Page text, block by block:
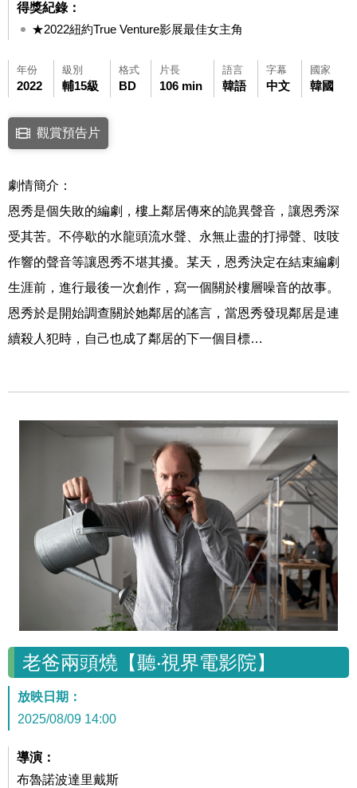
得獎紀錄：
★2022紐約True Venture影展最佳女主角
年份
2022
級別
輔15級
格式
BD
片長
106 min
語言
韓語
字幕
中文
國家
韓國
點擊下列連結開啟視窗後，可使用鍵盤Tab鍵移至影片中央播放鍵，再
連結至Youtube網站觀看此影片(開新視窗)
觀賞預告片
劇情簡介：
恩秀是個失敗的編劇，樓上鄰居傳來的詭異聲音，讓恩秀深
受其苦。不停歇的水龍頭流水聲、永無止盡的打掃聲、吱吱
作響的聲音等讓恩秀不堪其擾。某天，恩秀決定在結束編劇
生涯前，進行最後一次創作，寫一個關於樓層噪音的故事。
恩秀於是開始調查關於她鄰居的謠言，當恩秀發現鄰居是連
續殺人犯時，自己也成了鄰居的下一個目標…
老爸兩頭燒【聽‧視界電影院】
放映日期：
2025/08/09 14:00
導演：
布魯諾波達里戴斯